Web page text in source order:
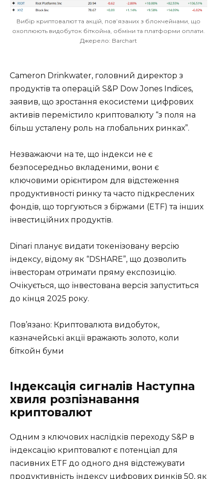
Вибір криптовалют та акцій, пов’язаних з блокчейнами, що
охоплюють видобуток біткойна, обміни та платформи оплати.
Джерело: Barchart
Cameron Drinkwater, головний директор з
продуктів та операцій S&P Dow Jones Indices,
заявив, що зростання екосистеми цифрових
активів перемістило криптовалюту “з поля на
більш усталену роль на глобальних ринках”.
Незважаючи на те, що індекси не є
безпосередньо вкладеними, вони є
ключовими орієнтиром для відстеження
продуктивності ринку та часто підкреслених
фондів, що торгуються з біржами (ETF) та інших
інвестиційних продуктів.
Dinari планує видати токенізовану версію
індексу, відому як “DSHARE”, що дозволить
інвесторам отримати пряму експозицію.
Очікується, що інвестована версія запуститься
до кінця 2025 року.
Пов’язано: Криптовалюта видобуток,
казначейські акції вражають золото, коли
біткойн буми
Індексація сигналів Наступна
хвиля розпізнавання
криптовалют
Одним з ключових наслідків переходу S&P в
індексацію криптовалют є потенціал для
пасивних ETF до одного дня відстежувати
продуктивність індексу цифрових ринків 50, як